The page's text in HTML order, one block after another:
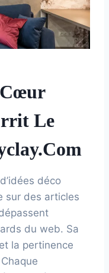
Le
déco
sur des articles
du web. Sa
la pertinence